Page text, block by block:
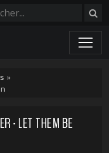
»
- LET THEM BE